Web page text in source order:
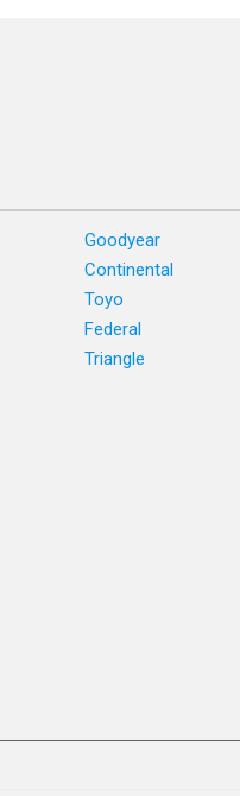
Goodyear
Continental
Toyo
Federal
Triangle